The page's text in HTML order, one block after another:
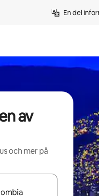
En del
av
och mer på
navigera med upp- och